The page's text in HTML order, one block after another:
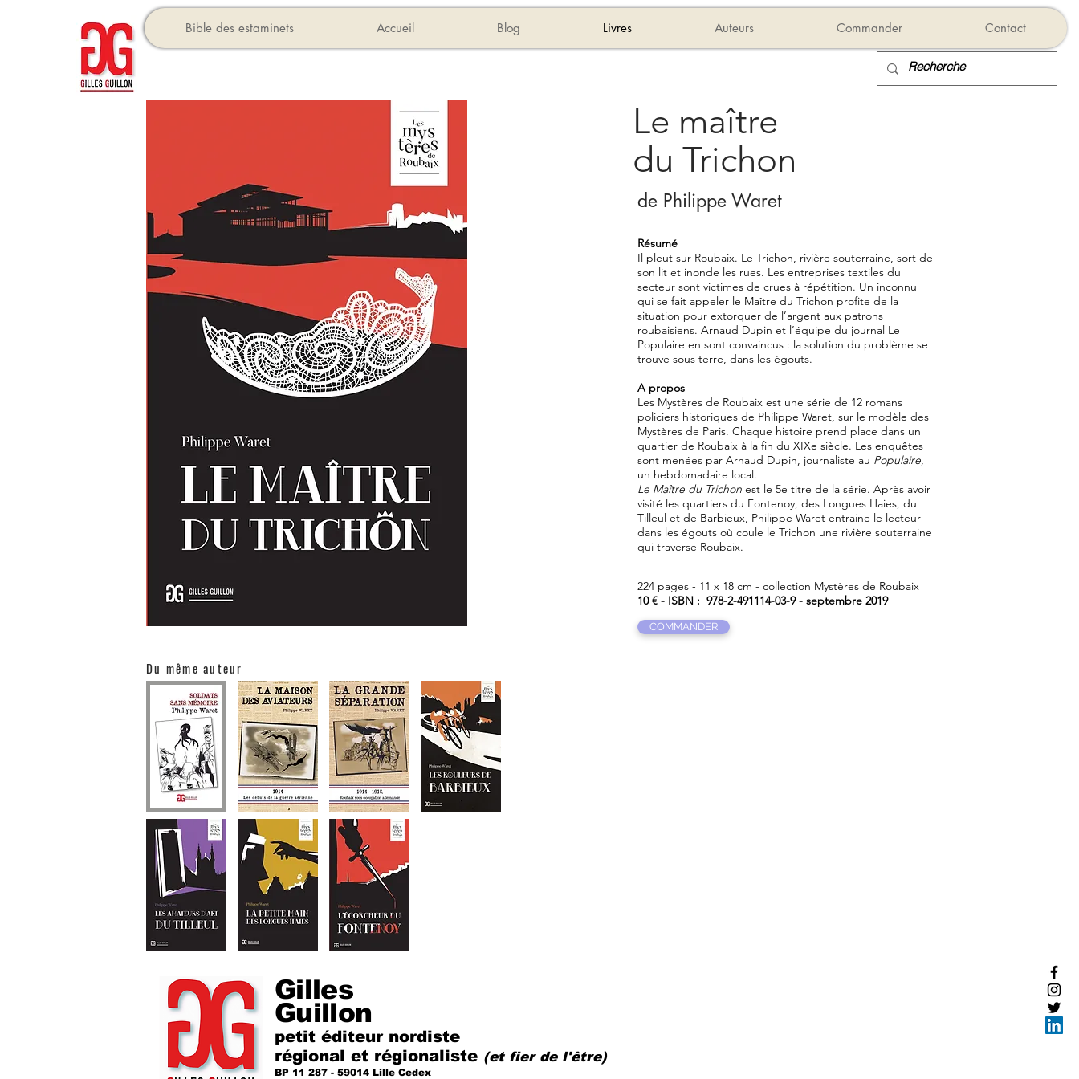
Bible des estaminets Accueil Blog Livres Auteurs Commander Contact
Le maître
du Trichon
de Philippe Waret
Résumé
Il pleut sur Roubaix. Le Trichon, rivière souterraine, sort de
son lit et inonde les rues. Les entreprises textiles du
secteur sont victimes de crues à répétition. Un inconnu
qui se fait appeler le Maître du Trichon profite de la
situation pour extorquer de l’argent aux patrons
roubaisiens. Arnaud Dupin et l’équipe du journal Le
Populaire en sont convaincus : la solution du problème se
trouve sous terre, dans les égouts.
A propos
Les Mystères de Roubaix est une série de 12 romans
policiers historiques de Philippe Waret, sur le modèle des
Mystères de Paris. Chaque histoire prend place dans un
quartier de Roubaix à la fin du XIXe siècle. Les enquêtes
sont menées par Arnaud Dupin, journaliste au Populaire,
un hebdomadaire local.
Le Maître du Trichon est le 5e titre de la série. Après avoir
visité les quartiers du Fontenoy, des Longues Haies, du
Tilleul et de Barbieux, Philippe Waret entraine le lecteur
dans les égouts où coule le Trichon une rivière souterraine
qui traverse Roubaix.
224 pages - 11 x 18 cm - collection Mystères de Roubaix
10 € - ISBN : 978-2-491114-03-9 - septembre 2019
COMMANDER
Du même auteur
Gilles
Guillon
petit éditeur nordiste
régional et régionaliste (et fier de l'être)
BP 11 287 - 59014 Lille Cedex